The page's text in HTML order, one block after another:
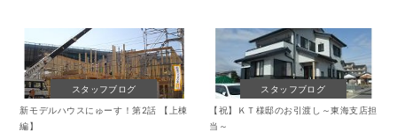
お客様の暮らし
素材へのこだわり
長寿命へのこだわり
健康へのこだわり
デザインへのこだわり
アフターサポート
メンテナンス・保証
リフォームラインナップ
会社紹介 採用情報
スタッフブログ
新モデルハウスにゅーす！第2話 【上棟
編】
スタッフブログ
【祝】ＫＴ様邸のお引渡し～東海支店担
当～